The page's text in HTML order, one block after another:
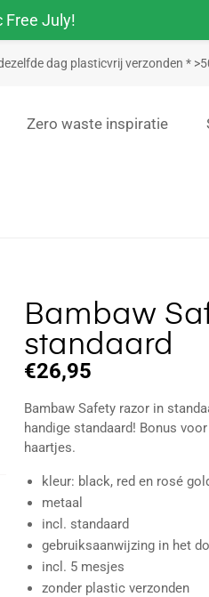
dag plasticvrij verzonden *
Zero waste inspiratie
Bambaw
standaard
€26,95
Bambaw Safety razor in
handige standaard! Bonus
haartjes.
kleur: black, red en rosé
metaal
incl. standaard
gebruiksaanwijzing in het
incl. 5 mesjes
zonder plastic verzonden
Free July!